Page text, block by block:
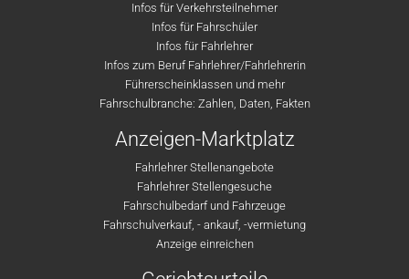
Infos für Verkehrsteilnehmer
Infos für Fahrschüler
Infos für Fahrlehrer
Infos zum Beruf Fahrlehrer/Fahrlehrerin
Führerscheinklassen und mehr
Fahrschulbranche: Zahlen, Daten, Fakten
Anzeigen-Marktplatz
Fahrlehrer Stellenangebote
Fahrlehrer Stellengesuche
Fahrschulbedarf und Fahrzeuge
Fahrschulverkauf, - ankauf, -vermietung
Anzeige einreichen